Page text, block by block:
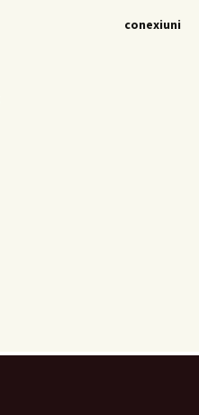
conexiuni